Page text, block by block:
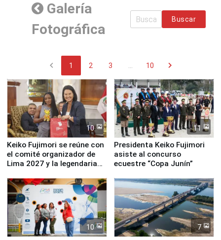
Galería
Fotográfica
Buscar
chevron_left 1 2 3 ... 10 chevron_right
10
Keiko Fujimori se reúne con
el comité organizador de
Lima 2027 y la legendaria
11
Presidenta Keiko Fujimori
asiste al concurso
ecuestre “Copa Junín”
10 7